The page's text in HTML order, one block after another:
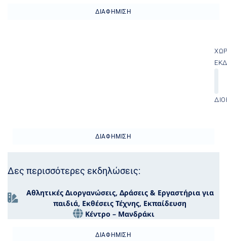
ΔΙΑΦΉΜΙΣΗ
ΔΙΑΦΉΜΙΣΗ
Δες περισσότερες εκδηλώσεις:
Αθλητικές Διοργανώσεις, Δράσεις & Εργαστήρια για
παιδιά, Εκθέσεις Τέχνης, Εκπαίδευση
Κέντρο – Μανδράκι
ΔΙΑΦΉΜΙΣΗ